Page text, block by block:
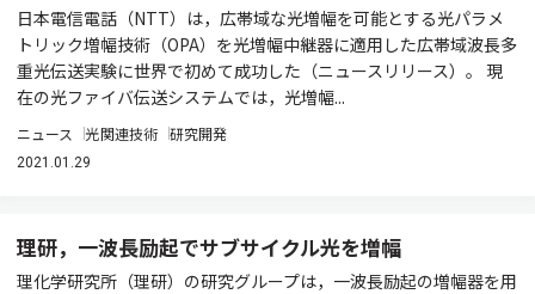
日本電信電話（NTT）は，広帯域な光増幅を可能とする光パラメ
トリック増幅技術（OPA）を光増幅中継器に適用した広帯域波長多
重光伝送実験に世界で初めて成功した（ニュースリリース）。 現
在の光ファイバ伝送システムでは，光増幅...
ニュース 光関連技術 研究開発
2021.01.29
理研，一波長励起でサブサイクル光を増幅
理化学研究所（理研）の研究グループは，一波長励起の増幅器を用